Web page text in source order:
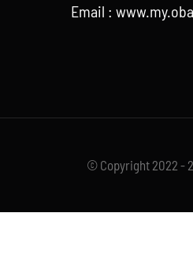
Email :
© Copyright 2022 -